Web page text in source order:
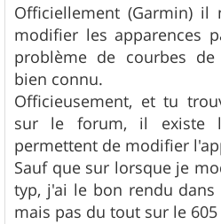
s
s
a
g
e
Officiellement (Garmin) il
modifier les apparences
problème de courbes
bien connu.
Officieusement, et tu
sur le forum, il existe
permettent de modifier
Sauf que sur lorsque je
typ, j'ai le bon rendu dans
mais pas du tout sur le 605